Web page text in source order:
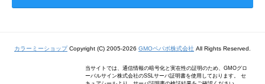
カラーミーショップCopyright (C) 2005-2026 GMOペパボ株式会社 All Rights Reserved.
当サイトでは、通信情報の暗号化と実在性の証明のため、GMOグロ
ーバルサイン株式会社のSSLサーバ証明書を使用しております。 セ